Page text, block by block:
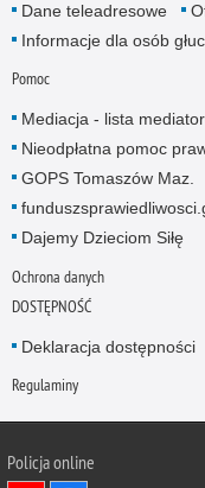
Dane teleadresowe
Informacje dla osób
Pomoc
Mediacja - lista
Nieodpłatna pomoc
GOPS Tomaszów Maz.
Dajemy Dzieciom Siłę
Ochrona danych
DOSTĘPNOŚĆ
Deklaracja dostępności
Regulaminy
Policja online